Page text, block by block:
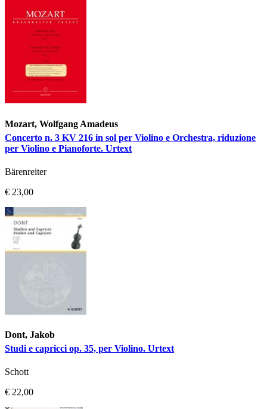
Mozart, Wolfgang Amadeus
Concerto n. 3 KV 216 in sol per Violino e Orchestra, riduzione
per Violino e Pianoforte. Urtext
Bärenreiter
€ 23,00
Dont, Jakob
Studi e capricci op. 35, per Violino. Urtext
Schott
€ 22,00